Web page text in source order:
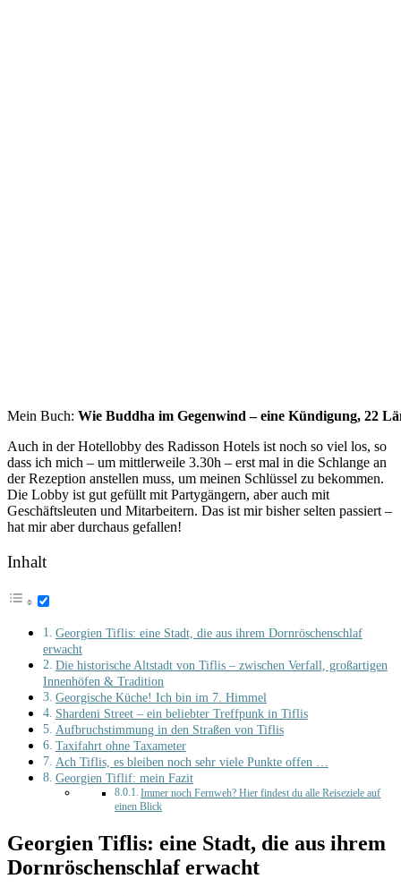
Mein Buch: Wie Buddha im Gegenwind – eine Kündigung, 22
Auch in der Hotellobby des Radisson Hotels ist noch so viel los, so
dass ich mich – um mittlerweile 3.30h – erst mal in die Schlange an
der Rezeption anstellen muss, um meinen Schlüssel zu bekommen.
Die Lobby ist gut gefüllt mit Partygängern, aber auch mit
Geschäftsleuten und Mitarbeitern. Das ist mir bisher selten passiert –
hat mir aber durchaus gefallen!
Inhalt
Georgien Tiflis: eine Stadt, die aus ihrem Dornröschenschlaf
erwacht
Die historische Altstadt von Tiflis – zwischen Verfall, großartigen
Innenhöfen & Tradition
Georgische Küche! Ich bin im 7. Himmel
Shardeni Street – ein beliebter Treffpunk in Tiflis
Aufbruchstimmung in den Straßen von Tiflis
Taxifahrt ohne Taxameter
Ach Tiflis, es bleiben noch sehr viele Punkte offen …
Georgien Tiflif: mein Fazit
Immer noch Fernweh? Hier findest du alle Reiseziele auf
einen Blick
Georgien Tiflis: eine Stadt, die aus ihrem
Dornröschenschlaf erwacht